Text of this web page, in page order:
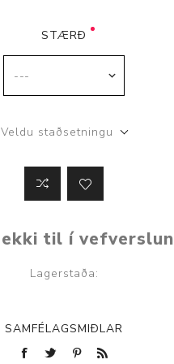
STÆRÐ
Veldu staðsetningu
til í vefverslun
Lagerstaða:
SAMFÉLAGSMIÐLAR